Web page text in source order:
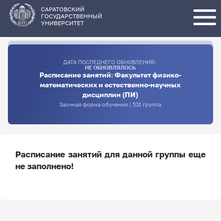
основному
содержанию
САРАТОВСКИЙ
ГОСУДАРСТВЕННЫЙ
УНИВЕРСИТЕТ
ДАТА ПОСЛЕДНЕГО ОБНОВЛЕНИЯ:
НЕ ОБНОВЛЯЛОСЬ
Расписание занятий: Факультет физико-
математических и естественно-научных
дисциплин (ПИ)
Заочная форма обучения | 531 группа
Расписание занятий для данной группы еще
не заполнено!